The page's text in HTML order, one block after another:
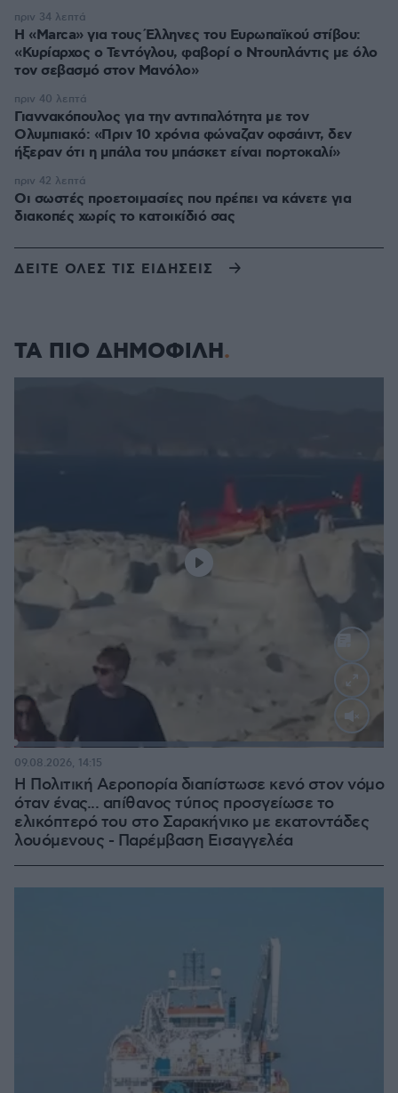
Η «Marca» για τους Έλληνες του Ευρωπαϊκού στίβου:
«Κυρίαρχος ο Τεντόγλου, φαβορί ο Ντουπλάντις με όλο
τον σεβασμό στον Μανόλο»
πριν 34 λεπτά
Γιαννακόπουλος για την αντιπαλότητα με τον
Ολυμπιακό: «Πριν 10 χρόνια φώναζαν οφσάιντ, δεν
ήξεραν ότι η μπάλα του μπάσκετ είναι πορτοκαλί»
πριν 40 λεπτά
Οι σωστές προετοιμασίες που πρέπει να κάνετε για
διακοπές χωρίς το κατοικίδιό σας
πριν 42 λεπτά
ΔΕΙΤΕ ΟΛΕΣ ΤΙΣ ΕΙΔΗΣΕΙΣ
ΤΑ ΠΙΟ ΔΗΜΟΦΙΛΗ
Loaded:
Η Πολιτική Αεροπορία διαπίστωσε κενό στον νόμο
όταν ένας... απίθανος τύπος προσγείωσε το
ελικόπτερό του στο Σαρακήνικο με εκατοντάδες
λουόμενους - Παρέμβαση Εισαγγελέα
09.08.2026, 14:15